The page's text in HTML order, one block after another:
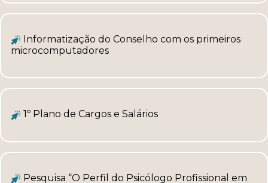
Informatização do Conselho com os primeiros
microcomputadores
1º Plano de Cargos e Salários
Pesquisa “O Perfil do Psicólogo Profissional em